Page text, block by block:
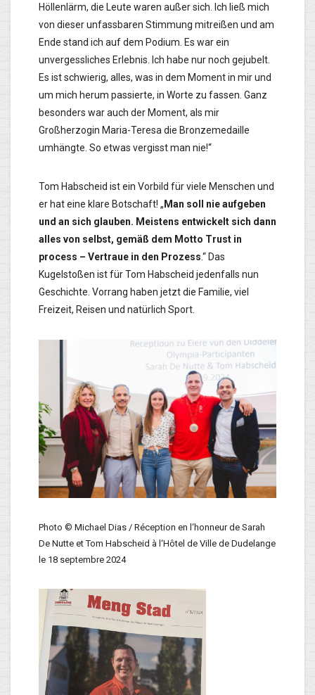
Höllenlärm, die Leute waren außer sich. Ich ließ mich
von dieser unfassbaren Stimmung mitreißen und am
Ende stand ich auf dem Podium. Es war ein
unvergessliches Erlebnis. Ich habe nur noch gejubelt.
Es ist schwierig, alles, was in dem Moment in mir und
um mich herum passierte, in Worte zu fassen. Ganz
besonders war auch der Moment, als mir
Großherzogin Maria-Teresa die Bronzemedaille
umhängte. So etwas vergisst man nie!“
Tom Habscheid ist ein Vorbild für viele Menschen und
er hat eine klare Botschaft! „ Man soll nie aufgeben
und an sich glauben. Meistens entwickelt sich dann
alles von selbst, gemäß dem Motto Trust in
process – Vertraue in den Prozess.“ Das
Kugelstoßen ist für Tom Habscheid jedenfalls nun
Geschichte. Vorrang haben jetzt die Familie, viel
Freizeit, Reisen und natürlich Sport.
Photo © Michael Dias / Réception en l‘honneur de Sarah
De Nutte et Tom Habscheid à l‘Hôtel de Ville de Dudelange
le 18 septembre 2024